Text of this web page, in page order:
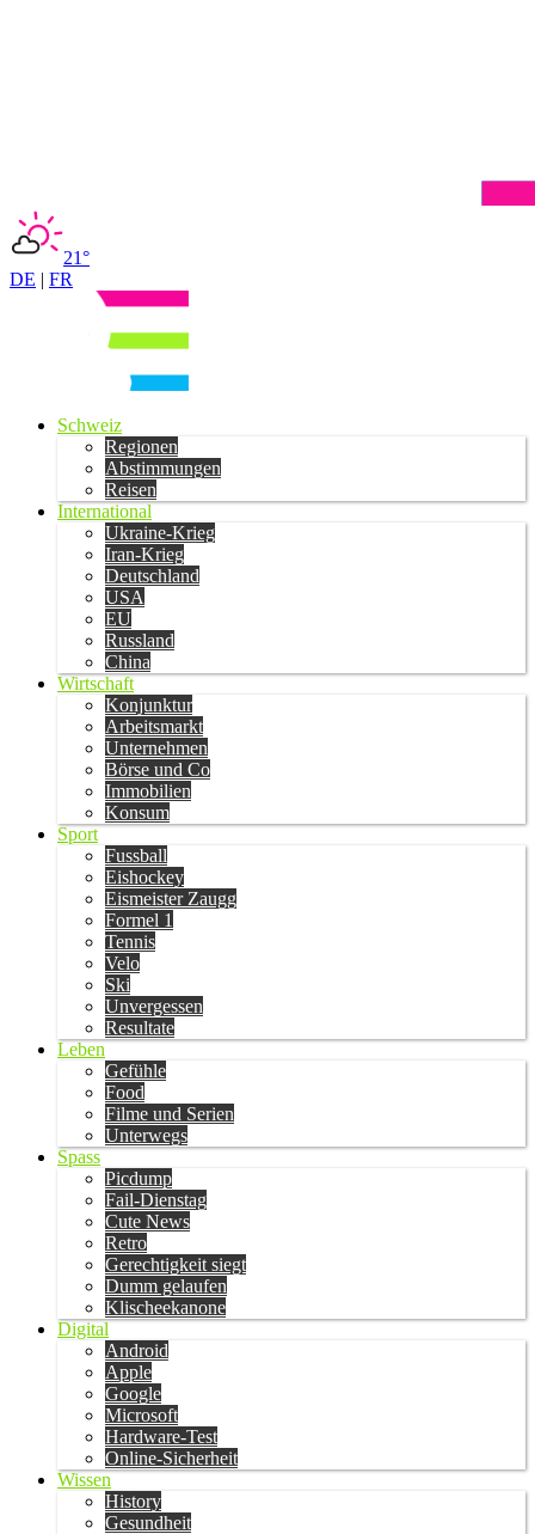
21°
DE | FR
Schweiz
Regionen
Abstimmungen
Reisen
International
Ukraine-Krieg
Iran-Krieg
Deutschland
USA
EU
Russland
China
Wirtschaft
Konjunktur
Arbeitsmarkt
Unternehmen
Börse und Co
Immobilien
Konsum
Sport
Fussball
Eishockey
Eismeister Zaugg
Formel 1
Tennis
Velo
Ski
Unvergessen
Resultate
Leben
Gefühle
Food
Filme und Serien
Unterwegs
Spass
Picdump
Fail-Dienstag
Cute News
Retro
Gerechtigkeit siegt
Dumm gelaufen
Klischeekanone
Digital
Android
Apple
Google
Microsoft
Hardware-Test
Online-Sicherheit
Wissen
History
Gesundheit